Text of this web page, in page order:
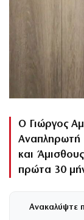
Ο Γιώργος
Αναπληρωτή
και
πρώτα 30
Ανακαλύψτε